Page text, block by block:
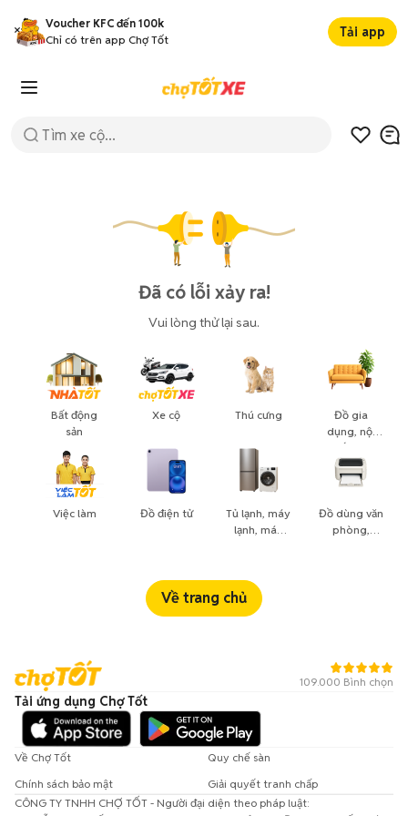
Voucher KFC đến 100k
Chỉ có trên app Chợ Tốt
Tải app
Đã có lỗi xảy ra!
Vui lòng thử lại sau.
Bất động
sản
Việc làm
Xe cộ
Đồ điện tử
Thú cưng
Tủ lạnh, máy
lạnh, máy
Đồ gia
dụng, nội
thất, cây
cảnh
Đồ dùng văn
phòng,
Về trang chủ
109.000 Bình chọn
Tải ứng dụng Chợ Tốt
Về Chợ Tốt
Quy chế sàn
Chính sách bảo mật
Giải quyết tranh chấp
CÔNG TY TNHH CHỢ TỐT - Người đại diện theo pháp luật: